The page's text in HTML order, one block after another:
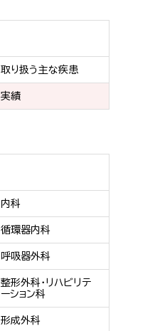
取り扱う主な疾患
実績
内科
循環器内科
呼吸器外科
整形外科・リハビリテ
ーション科
形成外科